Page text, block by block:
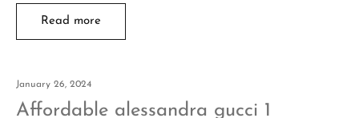
Read more
January 26, 2024
Affordable alessandra gucci 1